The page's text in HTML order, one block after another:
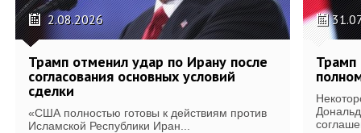
2.08.2026
Трамп отменил удар по Ирану после
согласования основных условий
сделки
«США полностью готовы к действиям против
Исламской Республики Иран...
Трамп